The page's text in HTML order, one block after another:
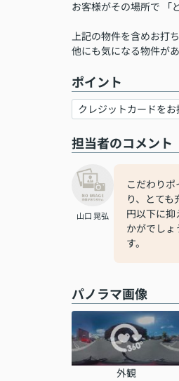
お客様がその場所で 「
上記の物件を含めお打
他にも気になる物件が
ポイント
クレジットカードを
担当者のコメント
山口 晃弘
こだわり
り、とて
円以下に
かがでし
す。
パノラマ画像
外観